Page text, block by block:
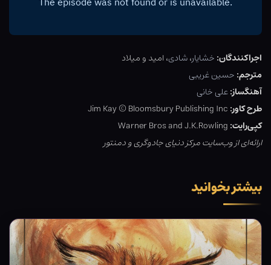
اجراکنندگان: خشایار،شادی، امید و میلاد
مترجم: حسین غریبی
آهنگساز:علی خانی
طرح کاور: Jim Kay © Bloomsbury Publishing Inc
کپی‌رایت: Warner Bros and J.K.Rowling
ارائه‌ای از وب‌سایت مرکز دنیای جادوگری و دمنتور
بیشتر بخوانید